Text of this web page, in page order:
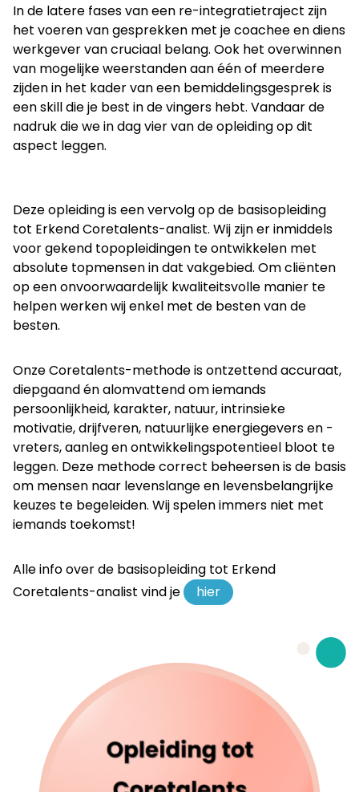
In de latere fases van een re-integratietraject zijn
het voeren van gesprekken met je coachee en diens
werkgever van cruciaal belang. Ook het overwinnen
van mogelijke weerstanden aan één of meerdere
zijden in het kader van een bemiddelingsgesprek is
een skill die je best in de vingers hebt. Vandaar de
nadruk die we in dag vier van de opleiding op dit
aspect leggen.
Deze opleiding is een vervolg op de basisopleiding
tot Erkend Coretalents-analist. Wij zijn er inmiddels
voor gekend topopleidingen te ontwikkelen met
absolute topmensen in dat vakgebied. Om cliënten
op een onvoorwaardelijk kwaliteitsvolle manier te
helpen werken wij enkel met de besten van de
besten.
Onze Coretalents-methode is ontzettend accuraat,
diepgaand én alomvattend om iemands
persoonlijkheid, karakter, natuur, intrinsieke
motivatie, drijfveren, natuurlijke energiegevers en -
vreters, aanleg en ontwikkelingspotentieel bloot te
leggen. Deze methode correct beheersen is de basis
om mensen naar levenslange en levensbelangrijke
keuzes te begeleiden. Wij spelen immers niet met
iemands toekomst!
Alle info over de basisopleiding tot Erkend
Coretalents-analist vind je
hier